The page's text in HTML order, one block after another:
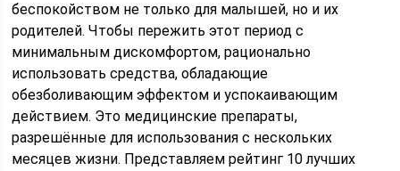
беспокойством не только для малышей, но и их
родителей. Чтобы пережить этот период с
минимальным дискомфортом, рационально
использовать средства, обладающие
обезболивающим эффектом и успокаивающим
действием. Это медицинские препараты,
разрешённые для использования с нескольких
месяцев жизни. Представляем рейтинг 10 лучших